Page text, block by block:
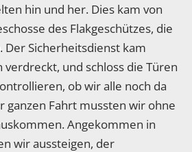
hin und her. Dies kam von
des Flakgeschützes, die
Der Sicherheitsdienst kam
und schloss die Türen
ob wir alle noch da
ganzen Fahrt mussten wir ohne
Angekommen in
wir aussteigen, der